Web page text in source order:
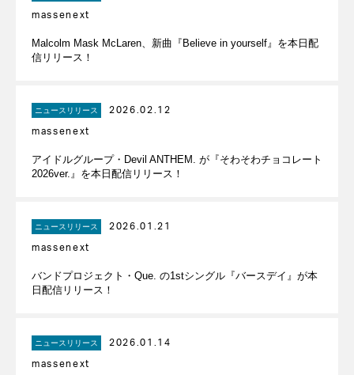
massenext
Malcolm Mask McLaren、新曲『Believe in yourself』を本日配
信リリース！
ニュースリリース
2026.02.12
massenext
アイドルグループ・Devil ANTHEM. が『そわそわチョコレート
2026ver.』を本日配信リリース！
ニュースリリース
2026.01.21
massenext
バンドプロジェクト・Que. の1stシングル『バースデイ』が本
日配信リリース！
ニュースリリース
2026.01.14
massenext